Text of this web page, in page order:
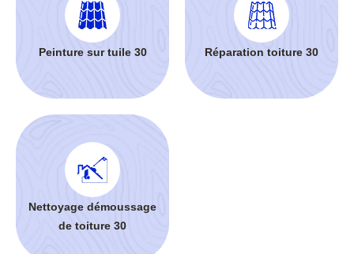
Peinture sur tuile 30 Réparation toiture 30
Nettoyage démoussage
de toiture 30